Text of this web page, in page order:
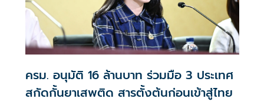
ครม. อนุมัติ 16 ล้านบาท ร่วมมือ 3 ประเทศ
สกัดกั้นยาเสพติด สารตั้งต้นก่อนเข้าสู่ไทย